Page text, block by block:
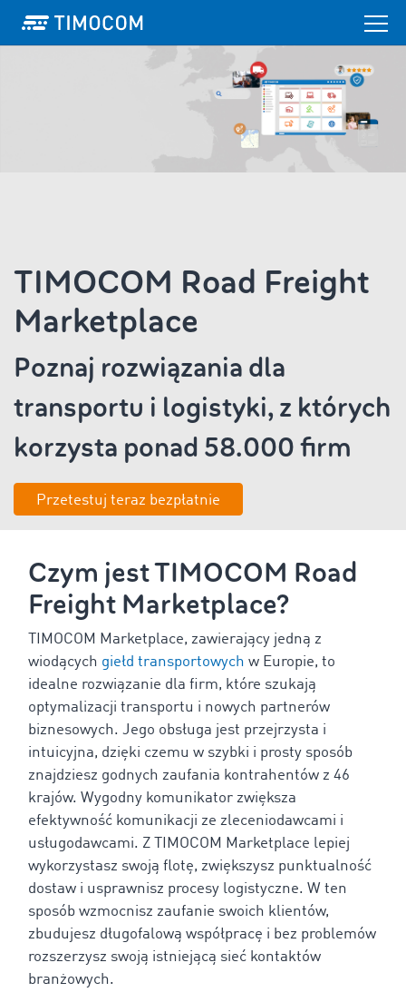
TIMOCOM Road Freight
Marketplace
Poznaj rozwiązania dla
transportu i logistyki, z których
korzysta ponad 58.000 firm
Przetestuj teraz bezpłatnie
Czym jest TIMOCOM Road
Freight Marketplace?
TIMOCOM Marketplace, zawierający jedną z
wiodących giełd transportowych w Europie, to
idealne rozwiązanie dla firm, które szukają
optymalizacji transportu i nowych partnerów
biznesowych. Jego obsługa jest przejrzysta i
intuicyjna, dzięki czemu w szybki i prosty sposób
znajdziesz godnych zaufania kontrahentów z 46
krajów. Wygodny komunikator zwiększa
efektywność komunikacji ze zleceniodawcami i
usługodawcami. Z TIMOCOM Marketplace lepiej
wykorzystasz swoją flotę, zwiększysz punktualność
dostaw i usprawnisz procesy logistyczne. W ten
sposób wzmocnisz zaufanie swoich klientów,
zbudujesz długofalową współpracę i bez problemów
rozszerzysz swoją istniejącą sieć kontaktów
branżowych.